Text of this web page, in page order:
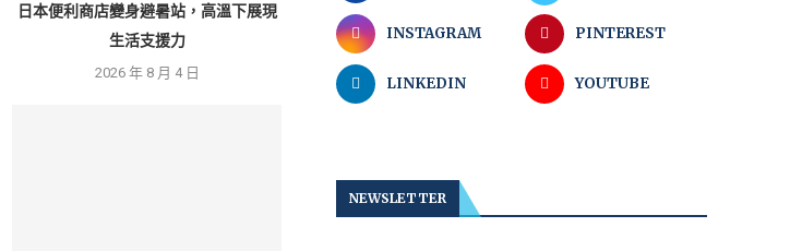
日本便利商店變身避暑站，高溫下展現
生活支援力
2026 年 8 月 4 日
INSTAGRAM PINTEREST
LINKEDIN YOUTUBE
NEWSLETTER